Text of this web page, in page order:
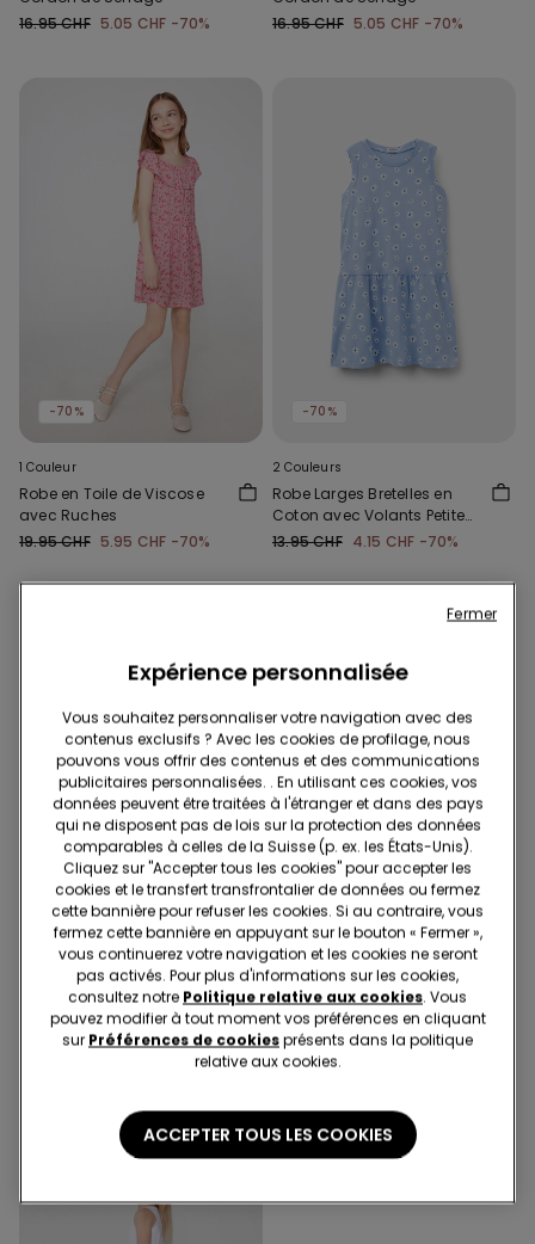
16.95 CHF 5.05 CHF -70%
16.95 CHF 5.05 CHF -70%
-70%
1 Couleur
Robe en Toile de Viscose
avec Ruches
19.95 CHF 5.95 CHF -70%
-70%
2 Couleurs
Robe Larges Bretelles en
Coton avec Volants Petite
Fille
13.95 CHF 4.15 CHF -70%
-70%
Jupe en Toile de Viscose
Fille Ruches
-70%
-70%
1 Couleur
Robe Fille Toile Coton Effet
Lin
17.95 CHF
Expérience personnalisée
Vous souhaitez personnaliser votre navigation avec des
contenus exclusifs ? Avec les cookies de profilage, nous
pouvons vous offrir des contenus et des communications
publicitaires personnalisées. . En utilisant ces cookies, vos
données peuvent être traitées à l'étranger et dans des pays
qui ne disposent pas de lois sur la protection des données
comparables à celles de la Suisse (p. ex. les États-Unis).
Cliquez sur "Accepter tous les cookies" pour accepter les
cookies et le transfert transfrontalier de données ou fermez
cette bannière pour refuser les cookies. Si au contraire, vous
fermez cette bannière en appuyant sur le bouton « Fermer »,
vous continuerez votre navigation et les cookies ne seront
pas activés. Pour plus d'informations sur les cookies,
consultez notre Politique relative aux cookies. Vous
pouvez modifier à tout moment vos préférences en cliquant
sur Préférences de cookiesprésents dans la politique
relative aux cookies.
ACCEPTER TOUS LES COOKIES
Fermer